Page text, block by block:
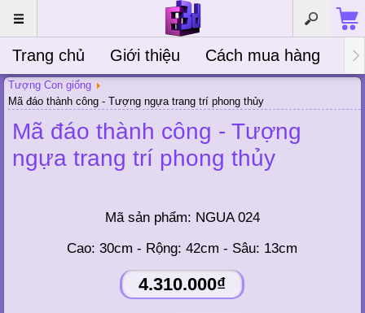
Trang chủ Giới thiệu Cách mua hàng
Tượng Con giống
Mã đáo thành công - Tượng ngựa trang trí phong thủy
Mã đáo thành công - Tượng
ngựa trang trí phong thủy
Mã sản phẩm: NGUA 024
Cao: 30cm - Rộng: 42cm - Sâu: 13cm
4.310.000₫